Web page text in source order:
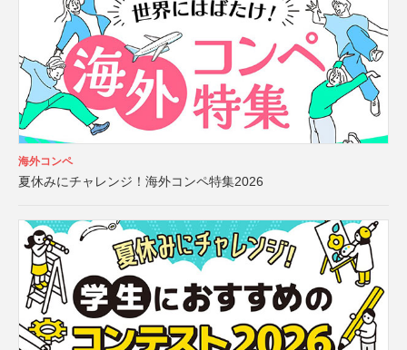
海外コンペ
夏休みにチャレンジ！海外コンペ特集2026